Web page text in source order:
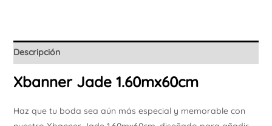
Descripción
Xbanner Jade 1.60mx60cm
Haz que tu boda sea aún más especial y memorable con